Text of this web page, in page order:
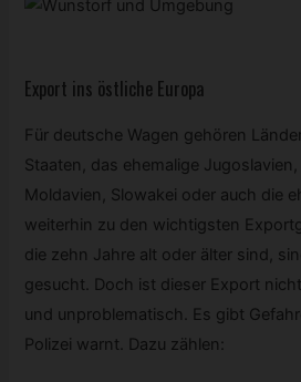
Export ins östliche Europa
Für deutsche Wagen gehören
Staaten, das ehemalige
Moldavien, Slowakei oder auch die
weiterhin zu den wichtigsten
die zehn Jahre alt oder älter sind,
gesucht. Doch ist dieser Export
und unproblematisch. Es gibt
Polizei warnt. Dazu zählen: